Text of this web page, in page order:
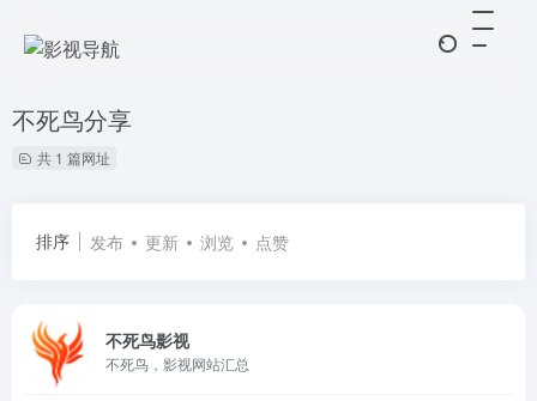
不死鸟分享
共 1 篇网址
排序 发布 更新 浏览 点赞
不死鸟影视
不死鸟，影视网站汇总